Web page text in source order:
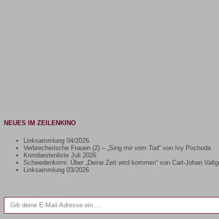
NEUES IM ZEILENKINO
Linksammlung 04/2026
Verbrecherische Frauen (2) – „Sing mir vom Tod“ von Ivy Pochoda
Krimibestenliste Juli 2026
Schwedenkrimi: Über „Deine Zeit wird kommen“ von Carl-Johan
Linksammlung 03/2026
Gib deine E-Mail-Adresse ein ...